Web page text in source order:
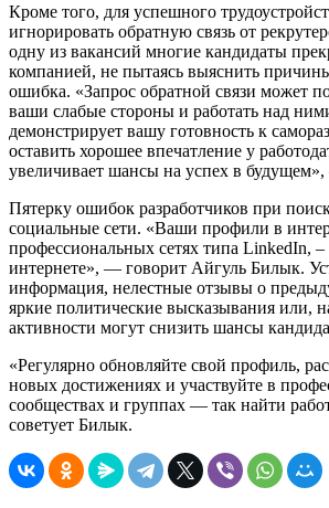
Кроме того, для успешного
игнорировать обратную связь от
одну из вакансий многие кандидаты
компанией, не пытаясь выяснить
ошибка. «Запрос обратной связи может
ваши слабые стороны и работать над
демонстрирует вашу готовность к
оставить хорошее впечатление у
увеличивает шансы на успех в
Пятерку ошибок разработчиков при
социальные сети. «Ваши профили в
профессиональных сетях типа LinkedIn,
интернете», — говорит Айгуль Билык.
информация, нелестные отзывы о
яркие политические высказывания или,
активности могут снизить шансы
«Регулярно обновляйте свой профиль,
новых достижениях и участвуйте в
сообществах и группах — так найти
советует Билык.